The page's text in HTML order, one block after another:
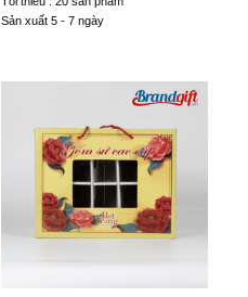
Sản xuất 5 - 7 ngày